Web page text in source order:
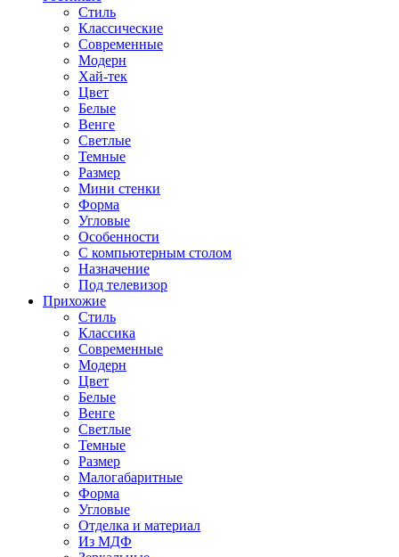
Стиль
Классические
Современные
Модерн
Хай-тек
Цвет
Белые
Венге
Светлые
Темные
Размер
Мини стенки
Форма
Угловые
Особенности
С компьютерным столом
Назначение
Под телевизор
Прихожие
Стиль
Классика
Современные
Модерн
Цвет
Белые
Венге
Светлые
Темные
Размер
Малогабаритные
Форма
Угловые
Отделка и материал
Из МДФ